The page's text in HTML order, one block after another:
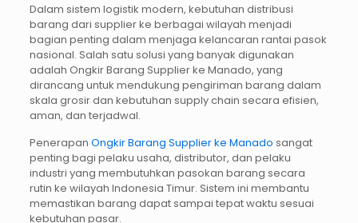
Dalam sistem logistik modern, kebutuhan distribusi
barang dari supplier ke berbagai wilayah menjadi
bagian penting dalam menjaga kelancaran rantai pasok
nasional. Salah satu solusi yang banyak digunakan
adalah Ongkir Barang Supplier ke Manado, yang
dirancang untuk mendukung pengiriman barang dalam
skala grosir dan kebutuhan supply chain secara efisien,
aman, dan terjadwal.
Penerapan Ongkir Barang Supplier ke Manado sangat
penting bagi pelaku usaha, distributor, dan pelaku
industri yang membutuhkan pasokan barang secara
rutin ke wilayah Indonesia Timur. Sistem ini membantu
memastikan barang dapat sampai tepat waktu sesuai
kebutuhan pasar.